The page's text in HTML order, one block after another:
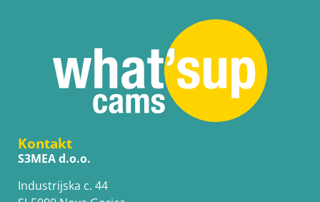
Kontakt
S3MEA d.o.o.
Industrijska c. 44